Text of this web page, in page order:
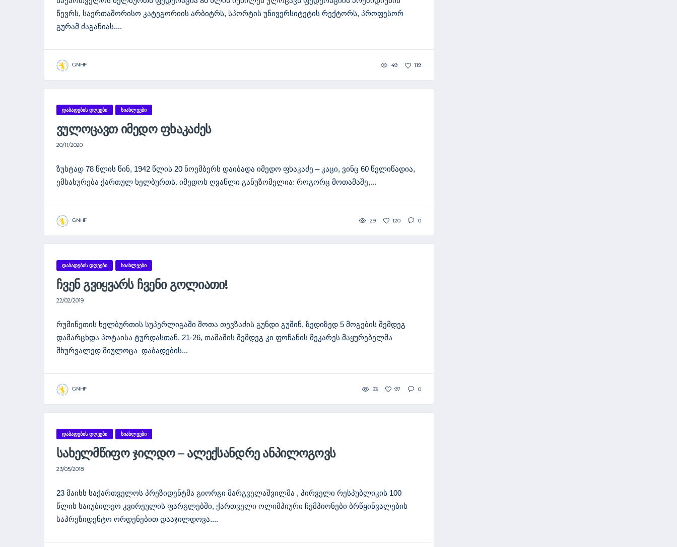
წევრს, საერთაშორისო კატეგორიის არბიტრს, სპორტის უნივერსიტეტის რექტორს, პროფესორ
გურამ ძაგანიას....
GNHF 49 119
ᲓᲐᲑᲐᲓᲔᲑᲘᲡ ᲓᲦᲔᲔᲑᲘ ᲡᲘᲐᲮᲚᲔᲔᲑᲘ
ᲕᲣᲚᲝᲪᲐᲕᲗ ᲘᲛᲔᲓᲝ ᲤᲮᲐᲙᲐᲫᲔᲡ
20/11/2020
ზუსტად 78 წლის წინ, 1942 წლის 20 ნოემბერს დაიბადა იმედო ფხაკაძე – კაცი, ვინც 60 წელიწადია,
ემსახურება ქართულ ხელბურთს. იმედოს ღვაწლი განუზომელია: როგორც მოთამაშე,...
GNHF 29 120 0
ᲓᲐᲑᲐᲓᲔᲑᲘᲡ ᲓᲦᲔᲔᲑᲘ ᲡᲘᲐᲮᲚᲔᲔᲑᲘ
ᲩᲕᲔᲜ ᲒᲕᲘᲧᲕᲐᲠᲡ ᲩᲕᲔᲜᲘ ᲒᲝᲚᲘᲐᲗᲘ!
22/02/2019
რუმინეთის ხელბურთის სუპერლიგაში შოთა თევზაძის გუნდი გუშინ, ზედიზედ 5 მოგების შემდეგ
დამარცხდა პოტაისა ტურდასთან, 21-26, თამაშის შემდეგ კი ფოჩანის მეკარეს მაყურებელმა
მხურვალედ მიულოცა დაბადების...
GNHF 33 97 0
ᲓᲐᲑᲐᲓᲔᲑᲘᲡ ᲓᲦᲔᲔᲑᲘ ᲡᲘᲐᲮᲚᲔᲔᲑᲘ
ᲡᲐᲮᲔᲚᲛᲬᲘᲤᲝ ᲯᲘᲚᲓᲝ – ᲐᲚᲔᲥᲡᲐᲜᲓᲠᲔ ᲐᲜᲞᲘᲚᲝᲒᲝᲕᲡ
23/05/2018
23 მაისს საქართველოს პრეზიდენტმა გიორგი მარგველაშვილმა , პირველი რესპუბლიკის 100
წლის საიუბილეო კვირეულის ფარგლებში, ქართველი ოლიმპიური ჩემპიონები ბრწყინვალების
საპრეზიდენტო ორდენებით დააჯილდოვა....